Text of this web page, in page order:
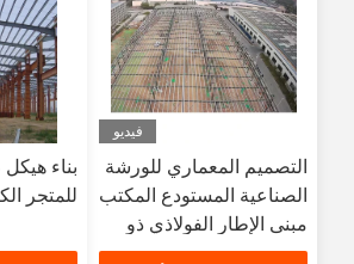
فيديو
التصميم المعماري للورشة
الصناعية المستودع المكتب
مبنى الإطار الفولاذي ذو
الطابقين
بناء
للمتجر